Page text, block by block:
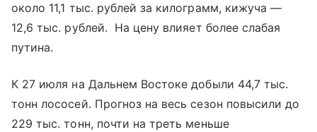
около 11,1 тыс. рублей за килограмм, кижуча —
12,6 тыс. рублей. На цену влияет более слабая
путина.
К 27 июля на Дальнем Востоке добыли 44,7 тыс.
тонн лососей. Прогноз на весь сезон повысили до
229 тыс. тонн, почти на треть меньше